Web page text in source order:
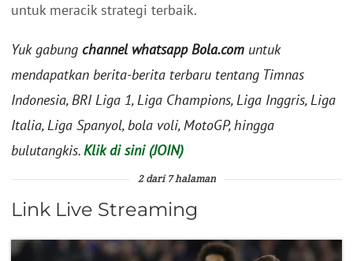
untuk meracik strategi terbaik.
Yuk gabung channel whatsapp Bola.com untuk
mendapatkan berita-berita terbaru tentang Timnas
Indonesia, BRI Liga 1, Liga Champions, Liga Inggris, Liga
Italia, Liga Spanyol, bola voli, MotoGP, hingga
bulutangkis.Klik di sini (JOIN)
2 dari 7 halaman
Link Live Streaming